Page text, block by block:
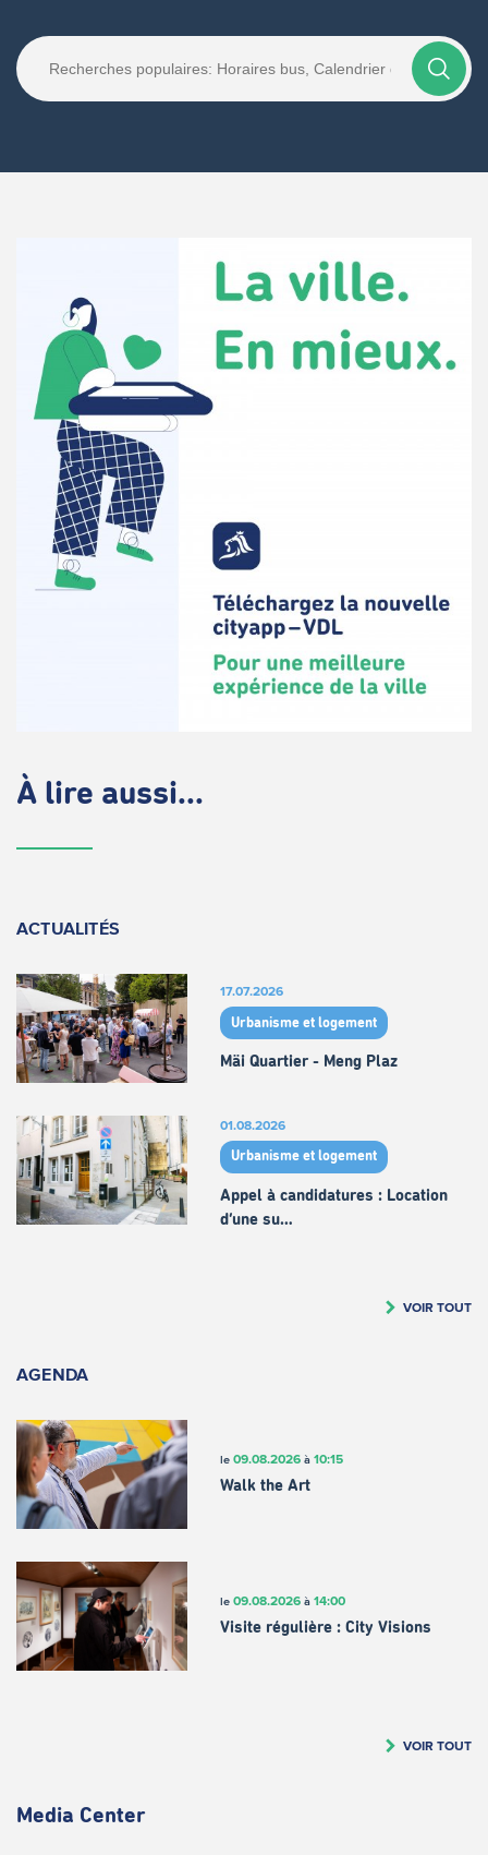
À lire aussi...
ACTUALITÉS
17.07.2026
Urbanisme et logement
Mäi Quartier - Meng Plaz
01.08.2026
Urbanisme et logement
Appel à candidatures : Location
d’une su…
VOIR TOUT
AGENDA
le 09.08.2026à 10:15
Walk the Art
le 09.08.2026à 14:00
Visite régulière : City Visions
VOIR TOUT
Media Center